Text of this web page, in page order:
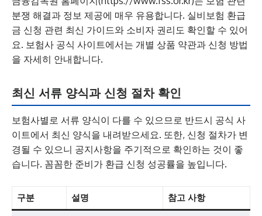
분쟁 해결과 정보 제공에 매우 유용합니다. 실비보험 환급
금 신청 관련 최신 가이드와 소비자 권리도 확인할 수 있어
요. 보험사 공식 사이트에서는 개별 상품 약관과 신청 방법
을 자세히 안내합니다.
최신 서류 양식과 신청 절차 확인
보험사별로 서류 양식이 다를 수 있으므로 반드시 공식 사
이트에서 최신 양식을 내려받으세요. 또한, 신청 절차가 변
경될 수 있으니 공지사항을 주기적으로 확인하는 것이 좋
습니다. 꼼꼼한 준비가 환급 신청 성공률을 높입니다.
구분 설명 참고 사항